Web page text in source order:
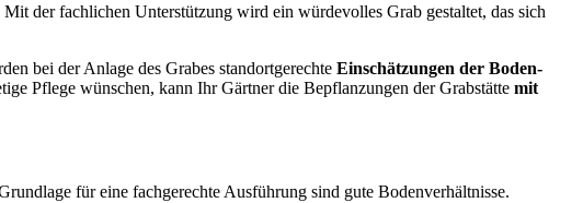
der fachlichen Unterstützung wird ein würdevolles Grab gestaltet, das sich
bei der Anlage des Grabes standortgerechte Einschätzungen der Boden-
Pflege wünschen, kann Ihr Gärtner die Bepflanzungen der Grabstätte mit
für eine fachgerechte Ausführung sind gute Bodenverhältnisse.